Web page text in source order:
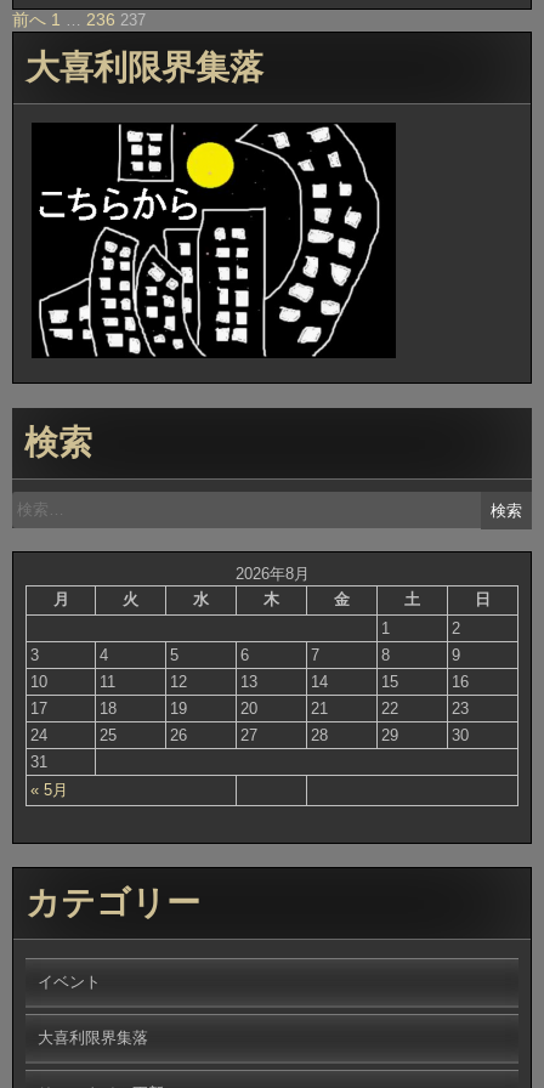
キ
ン
投
稿
ナ
ビ
前へ 1 … 236 237
大喜利限界集落
検索
検
索:
2026年8月
月
火 水 木 金 土 日
« 5月
1
2
3
4 5 6 7 8
9
10
11 12 13 14 15
16
17
18 19 20 21 22
23
24
25 26 27 28 29
30
31
カテゴリー
イベント
大喜利限界集落